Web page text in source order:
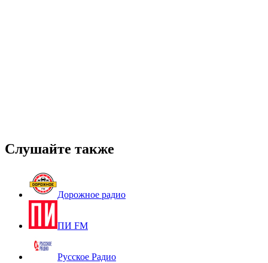
Слушайте также
Дорожное радио
ПИ FM
Русское Радио